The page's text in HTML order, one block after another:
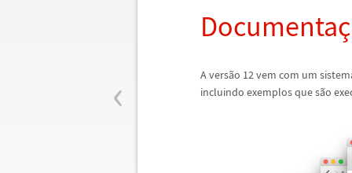
‹
Documentaç
A versão 12 vem com um
incluindo exemplos que são